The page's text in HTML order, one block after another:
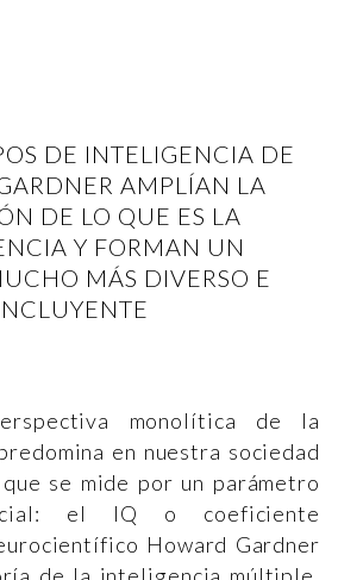
DE INTELIGENCIA DE
AMPLÍAN LA
DE LO QUE ES LA
Y FORMAN UN
MÁS DIVERSO E
monolítica de la
en nuestra sociedad
se mide por un parámetro
el IQ o coeficiente
Howard Gardner